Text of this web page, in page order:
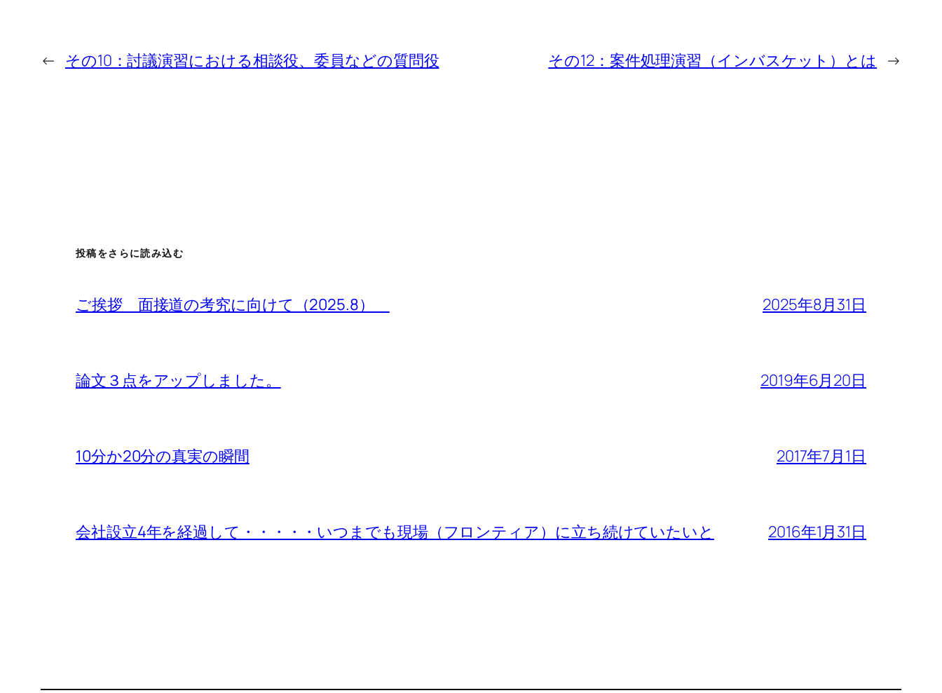
← その10：討議演習における相談役、委員などの質問役 その12：案件処理演習（インバスケット）とは →
投稿をさらに読み込む
ご挨拶 面接道の考究に向けて（2025.8） 2025年8月31日
論文３点をアップしました。 2019年6月20日
10分か20分の真実の瞬間 2017年7月1日
会社設立4年を経過して・・・・・いつまでも現場（フロンティア）に立ち続けていたいと 2016年1月31日